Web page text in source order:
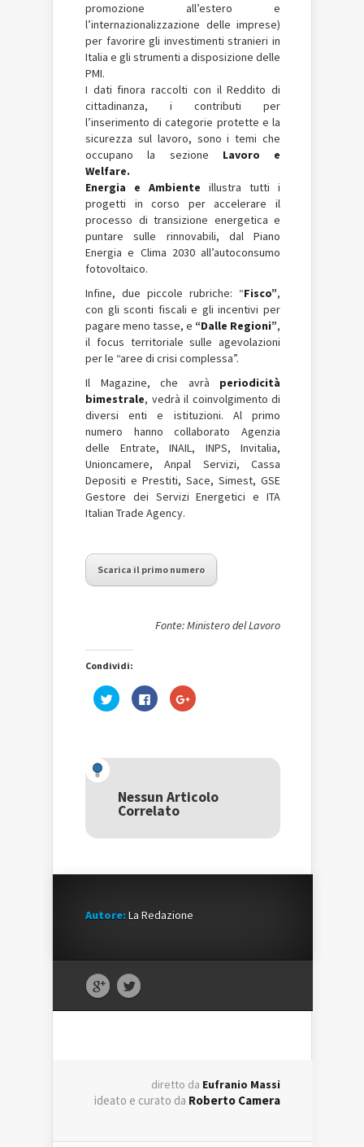
promozione all’estero e
l’internazionalizzazione delle imprese)
per favorire gli investimenti stranieri in
Italia e gli strumenti a disposizione delle
PMI.
I dati finora raccolti con il Reddito di
cittadinanza, i contributi per
l’inserimento di categorie protette e la
sicurezza sul lavoro, sono i temi che
occupano la sezione Lavoro e
Welfare.
Energia e Ambiente illustra tutti i
progetti in corso per accelerare il
processo di transizione energetica e
puntare sulle rinnovabili, dal Piano
Energia e Clima 2030 all’autoconsumo
fotovoltaico.
Infine, due piccole rubriche: “Fisco”,
con gli sconti fiscali e gli incentivi per
pagare meno tasse, e “Dalle Regioni”,
il focus territoriale sulle agevolazioni
per le “aree di crisi complessa”.
Il Magazine, che avrà periodicità
bimestrale, vedrà il coinvolgimento di
diversi enti e istituzioni. Al primo
numero hanno collaborato Agenzia
delle Entrate, INAIL, INPS, Invitalia,
Unioncamere, Anpal Servizi, Cassa
Depositi e Prestiti, Sace, Simest, GSE
Gestore dei Servizi Energetici e ITA
Italian Trade Agency.
Scarica il primo numero
Fonte: Ministero del Lavoro
Condividi:
Fai
clic
una
nuova
finestra)
Fai
clic
nuova
finestra)
Fai
clic
una
nuova
Nessun Articolo
Correlato
Autore:La Redazione
diretto da Eufranio Massi
ideato e curato da Roberto Camera